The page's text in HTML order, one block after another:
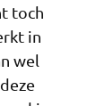
toch
in
wel